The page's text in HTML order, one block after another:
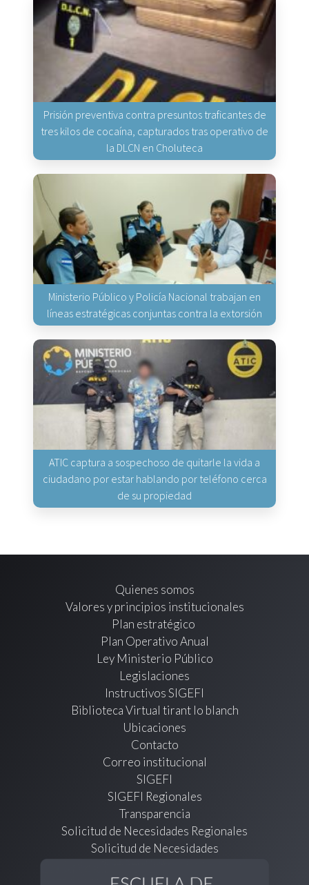
Prisión preventiva contra presuntos traficantes de
tres kilos de cocaína, capturados tras operativo de
la DLCN en Choluteca
Ministerio Público y Policía Nacional trabajan en
líneas estratégicas conjuntas contra la extorsión
ATIC captura a sospechoso de quitarle la vida a
ciudadano por estar hablando por teléfono cerca
de su propiedad
Quienes somos
Valores y principios institucionales
Plan estratégico
Plan Operativo Anual
Ley Ministerio Público
Legislaciones
Instructivos SIGEFI
Biblioteca Virtual tirant lo blanch
Ubicaciones
Contacto
Correo institucional
SIGEFI
SIGEFI Regionales
Transparencia
Solicitud de Necesidades Regionales
Solicitud de Necesidades